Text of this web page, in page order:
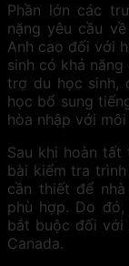
Phần lớn các
nặng yêu cầu
Anh cao đối với
sinh có khả
trợ du học sinh,
học bổ sung
hòa nhập với
Sau khi hoàn tất
bài kiểm tra
cần thiết để
phù hợp. Do đó,
bắt buộc đối với
Canada.